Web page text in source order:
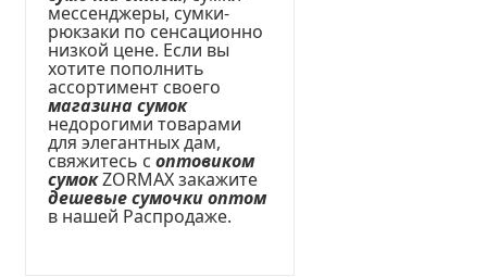
мессенджеры, сумки-
рюкзаки по сенсационно
низкой цене. Если вы
хотите пополнить
ассортимент своего
магазина сумок
недорогими товарами
для элегантных дам,
свяжитесь соптовиком
сумокZORMAX закажите
дешевые сумочки оптом
в нашей Распродаже.